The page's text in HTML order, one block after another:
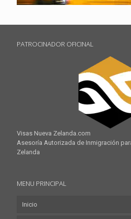
PATROCINADOR OFICINAL
Visas Nueva Zelanda.com
Asesoría Autorizada de Inmigración
Zelanda
MENU PRINCIPAL
Inicio